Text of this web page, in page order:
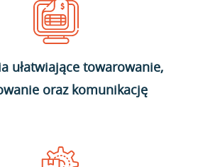
ułatwiające towarowanie,
oraz komunikację